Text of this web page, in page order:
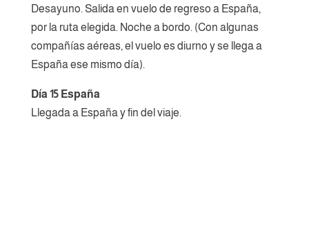
Desayuno. Salida en vuelo de regreso a España,
por la ruta elegida. Noche a bordo. (Con algunas
compañías aéreas, el vuelo es diurno y se llega a
España ese mismo día).
Día 15 España
Llegada a España y fin del viaje.